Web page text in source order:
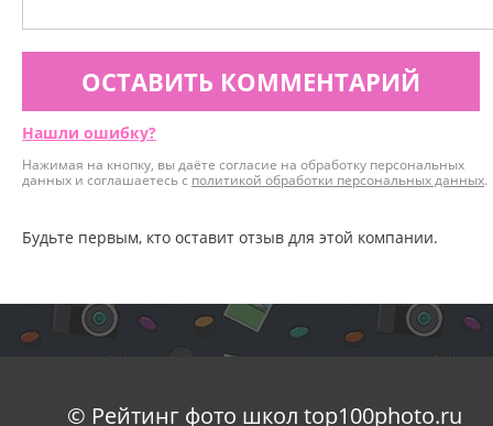
ОСТАВИТЬ КОММЕНТАРИЙ
Нашли ошибку?
Нажимая на кнопку, вы даёте согласие на обработку персональных
данных и соглашаетесь с политикой обработки персональных данных.
Будьте первым, кто оставит отзыв для этой компании.
© Рейтинг фото школ top100photo.ru